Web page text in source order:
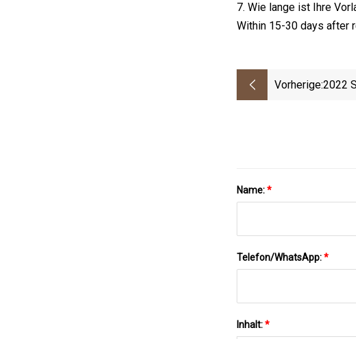
7. Wie lange ist Ihre
Within 15-30 days after
Vorherige:2022
Name:*
Telefon/WhatsApp:*
Inhalt:*